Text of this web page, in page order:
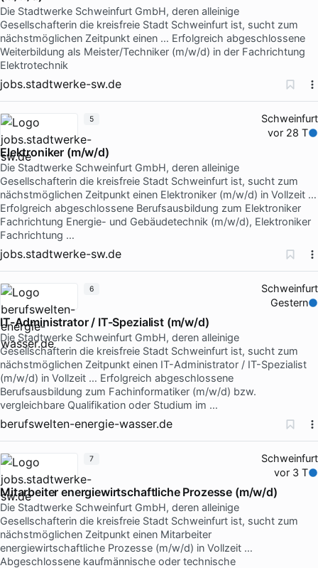
Die Stadtwerke Schweinfurt GmbH, deren alleinige
Gesellschafterin die kreisfreie Stadt Schweinfurt ist, sucht zum
nächstmöglichen Zeitpunkt einen … Erfolgreich abgeschlossene
Weiterbildung als Meister/Techniker (m/w/d) in der Fachrichtung
Elektrotechnik
jobs.stadtwerke-sw.de
Schweinfurt
vor 28 T
Elektroniker (m/w/d)
Die Stadtwerke Schweinfurt GmbH, deren alleinige
Gesellschafterin die kreisfreie Stadt Schweinfurt ist, sucht zum
nächstmöglichen Zeitpunkt einen Elektroniker (m/w/d) in Vollzeit …
Erfolgreich abgeschlossene Berufsausbildung zum Elektroniker
Fachrichtung Energie- und Gebäudetechnik (m/w/d), Elektroniker
Fachrichtung …
jobs.stadtwerke-sw.de
5
Schweinfurt
Gestern
IT-Administrator / IT-Spezialist (m/w/d)
Die Stadtwerke Schweinfurt GmbH, deren alleinige
Gesellschafterin die kreisfreie Stadt Schweinfurt ist, sucht zum
nächstmöglichen Zeitpunkt einen IT-Administrator / IT-Spezialist
(m/w/d) in Vollzeit … Erfolgreich abgeschlossene
Berufsausbildung zum Fachinformatiker (m/w/d) bzw.
vergleichbare Qualifikation oder Studium im …
berufswelten-energie-wasser.de
6
Schweinfurt
vor 3 T
Mitarbeiter energiewirtschaftliche Prozesse (m/w/d)
Die Stadtwerke Schweinfurt GmbH, deren alleinige
Gesellschafterin die kreisfreie Stadt Schweinfurt ist, sucht zum
nächstmöglichen Zeitpunkt einen Mitarbeiter
energiewirtschaftliche Prozesse (m/w/d) in Vollzeit …
Abgeschlossene kaufmännische oder technische
7